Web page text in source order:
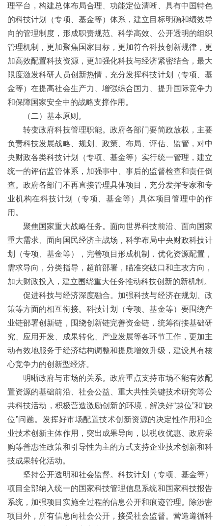
理平台，构建总体布局合理、功能定位清晰、具有中国特色
的科技计划（专项、基金等）体系，建立目标明确和绩效导
向的管理制度，形成职责规范、科学高效、公开透明的组织
管理机制，更加聚焦国家目标，更加符合科技创新规律，更
加高效配置科技资源，更加强化科技与经济紧密结合，最大
限度激发科研人员创新热情，充分发挥科技计划（专项、基
金等）在提高社会生产力、增强综合国力、提升国际竞争力
和保障国家安全中的战略支撑作用。
（二）基本原则。
转变政府科技管理职能。政府各部门要简政放权，主要
负责科技发展战略、规划、政策、布局、评估、监管，对中
央财政各类科技计划（专项、基金等）实行统一管理，建立
统一的评估监管体系，加强事中、事后的监督检查和责任倒
查。政府各部门不再直接管理具体项目，充分发挥专家和专
业机构在科技计划（专项、基金等）具体项目管理中的作
用。
聚焦国家重大战略任务。面向世界科技前沿、面向国家
重大需求、面向国民经济主战场，科学布局中央财政科技计
划（专项、基金等），完善项目形成机制，优化资源配置，
需求导向，分类指导，超前部署，瞄准突破口和主攻方向，
加大财政投入，建立围绕重大任务推动科技创新的新机制。
促进科技与经济深度融合。加强科技与经济在规划、政
策等方面的相互衔接。科技计划（专项、基金等）要围绕产
业链部署创新链，围绕创新链完善资金链，统筹衔接基础研
究、应用开发、成果转化、产业发展等各环节工作，更加主
动有效地服务于经济结构调整和提质增效升级，建设具有核
心竞争力的创新型经济。
明晰政府与市场的关系。政府重点支持市场不能有效配
置资源的基础前沿、社会公益、重大共性关键技术研究等公
共科技活动，积极营造激励创新的环境，解决好“越位”和“缺
位”问题。发挥好市场配置技术创新资源的决定性作用和企
业技术创新主体作用，突出成果导向，以税收优惠、政府采
购等普惠性政策和引导性为主的方式支持企业技术创新和科
技成果转化活动。
坚持公开透明和社会监督。科技计划（专项、基金等）
项目全部纳入统一的国家科技管理信息系统和国家科技报告
系统，加强项目实施全过程的信息公开和痕迹管理。除涉密
项目外，所有信息向社会公开，接受社会监督。营造遵循科